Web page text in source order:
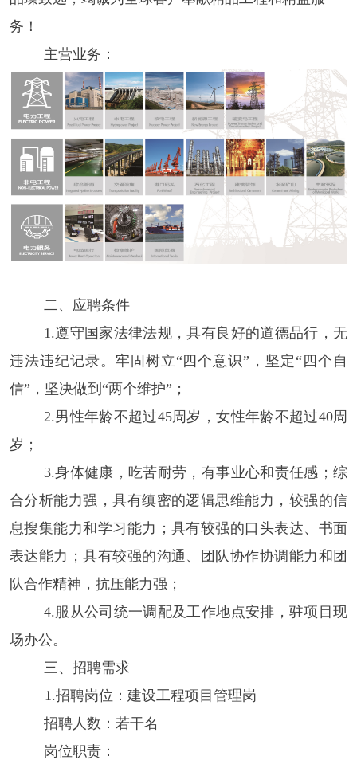
务！
主营业务：
二、 应聘条件
1.遵守国家法律法规，具有良好的道德品行，无
违法违纪记录。牢固树立“四个意识”，坚定“四个自
信”，坚决做到“两个维护”；
2.男性年龄不超过45周岁，女性年龄不超过40周
岁；
3.身体健康，吃苦耐劳，有事业心和责任感；综
合分析能力强，具有缜密的逻辑思维能力，较强的信
息搜集能力和学习能力；具有较强的口头表达、书面
表达能力；具有较强的沟通、团队协作协调能力和团
队合作精神，抗压能力强；
4.服从公司统一调配及工作地点安排，驻项目现
场办公。
三、 招聘需求
1.招聘岗位：建设工程项目管理岗
招聘人数：若干名
岗位职责：